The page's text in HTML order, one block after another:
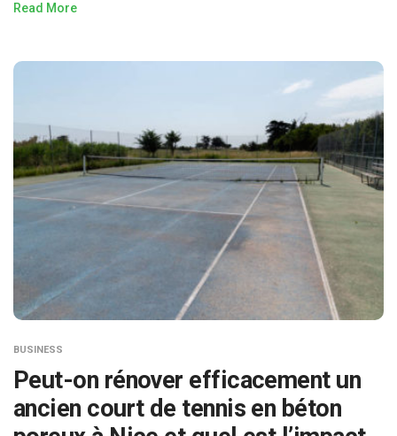
Read More
BUSINESS
Peut-on rénover efficacement un
ancien court de tennis en béton